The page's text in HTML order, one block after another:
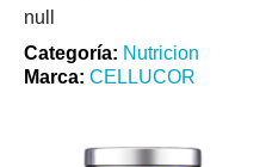
null
Categoría
Nutricion
Marca CELLUCOR